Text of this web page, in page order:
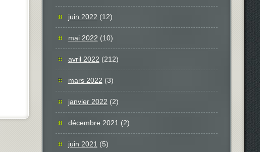
juin 2022 (12)
mai 2022 (10)
avril 2022 (212)
mars 2022 (3)
janvier 2022 (2)
décembre 2021 (2)
juin 2021 (5)